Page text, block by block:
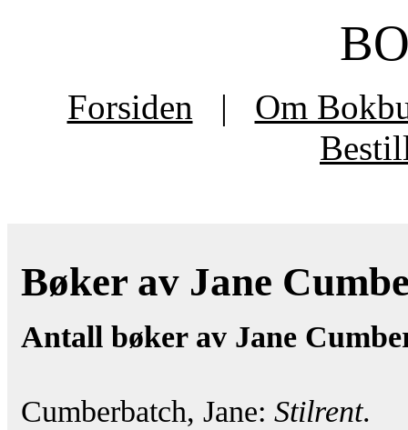
Forsiden |
Om
Bøker av Jane
Antall bøker av Jane
Cumberbatch, Jane: Stilrent.